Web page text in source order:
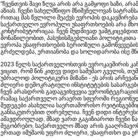
"ჩვენთვის შავი ზღვა არის არა გამყოფი ხაზი,
აზიას. ჩვენი სახელმწიფო მნიშვნელოვან
რითაც მას წვლილი შეაქვს ევროპის
საქართველო ევროპული უსაფრთხოების არა
კონტრიბუტორიცაა. ჩვენ მუდმივად
მონაწილეობით, პასუხისმგებლიანი
ევროპა უსაფრთხოების სერიოზული
გრძელდება, ერთიანობა და სოლიდარობა ისე
2023 წელს საქართველოსთვის ევროკავშირის
ვიცით, რომ წინ კიდევ დიდი სამუშაო გველის,
უბრალოდ პოლიტიკური მიზანი - ეს არის
ძლიერი დემოკრატიული ინსტიტუტების
ჩვენ არასდროს გადაგვიხვევია
რამაც საქართველო არაერთ სფეროში
შედეგები ასახულია საერთაშორისო
განსაკუთრებით ღირებულია. ჩვენ დიდი
ამავდროულად, მზად ვართ გაგიზიაროთ ჩვენი
მეგობრებო, საქართველო მზად არის
ერთად იმუშაოს უფრო ძლიერი, უსაფრთხო და